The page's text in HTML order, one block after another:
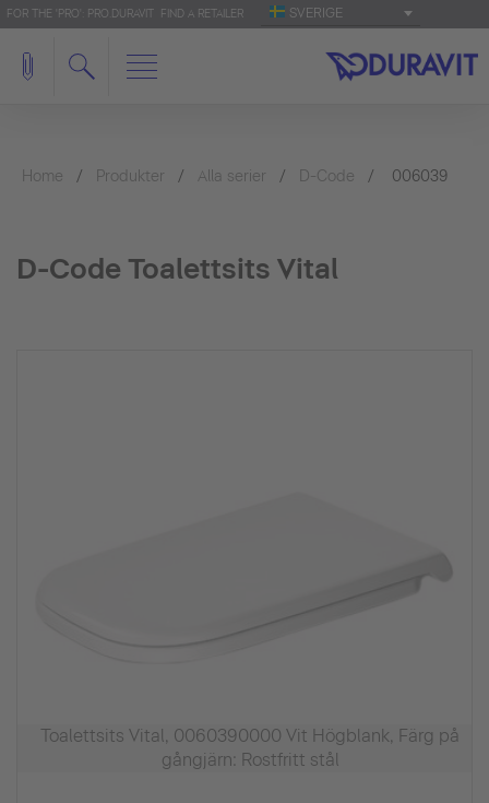
FOR THE 'PRO': PRO.DURAVIT FIND A RETAILER SVERIGE
Home Produkter Alla serier D-Code 006039
D-Code Toalettsits Vital
Toalettsits Vital, 0060390000 Vit Högblank, Färg på
gångjärn: Rostfritt stål